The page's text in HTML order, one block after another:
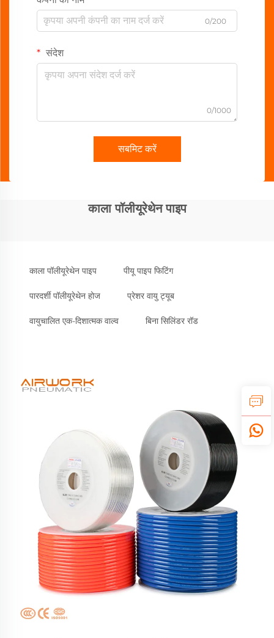
0/200
संदेश
0/1000
सबमिट करें
काला पॉलीयूरेथेन पाइप
काला पॉलीयूरेथेन पाइप पीयू पाइप फिटिंग
पारदर्शी पॉलीयूरेथेन होज प्रेशर वायु ट्यूब
वायुचालित एक-दिशात्मक वाल्व बिना सिलिंडर रॉड